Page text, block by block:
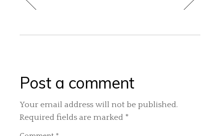
Post a comment
Your email address will not be published.
Required fields are marked *